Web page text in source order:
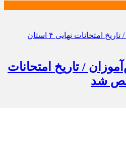
/ تاریخ امتحانات